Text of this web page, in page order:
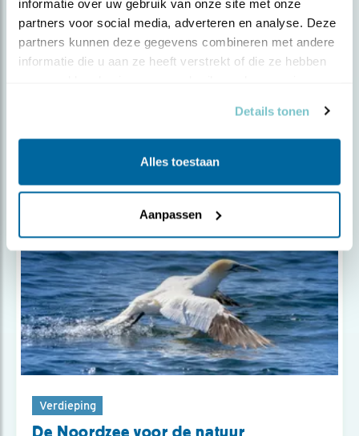
informatie over uw gebruik van onze site met onze
partners voor social media, adverteren en analyse. Deze
partners kunnen deze gegevens combineren met andere
informatie die u aan ze heeft verstrekt of die ze hebben
Details tonen
Alles toestaan
Aanpassen
Bruine Bank beter beschermd
Verdieping